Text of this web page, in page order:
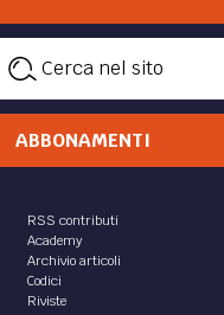
Cerca nel sito
ABBONAMENTI
RSS contributi
Academy
Archivio articoli
Codici
Riviste